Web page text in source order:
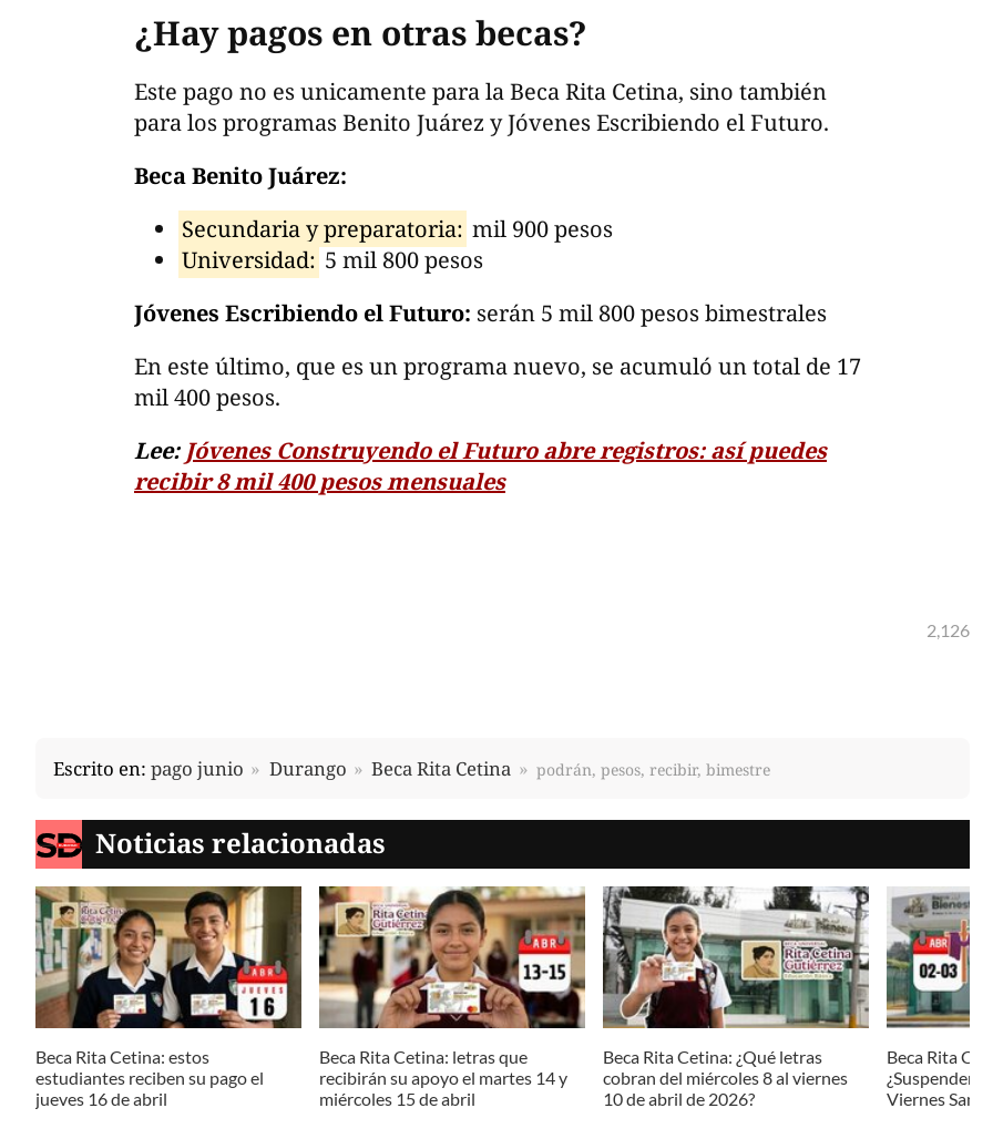
¿Hay pagos en otras becas?
Este pago no es unicamente para la Beca Rita Cetina, sino también
para los programas Benito Juárez y Jóvenes Escribiendo el Futuro.
Beca Benito Juárez:
Secundaria y preparatoria: mil 900 pesos
Universidad: 5 mil 800 pesos
Jóvenes Escribiendo el Futuro: serán 5 mil 800 pesos bimestrales
En este último, que es un programa nuevo, se acumuló un total de 17
mil 400 pesos.
Lee: Jóvenes Construyendo el Futuro abre registros: así puedes
recibir 8 mil 400 pesos mensuales
2,126
Escrito en: pago junio Durango Beca Rita Cetina podrán, pesos, recibir, bimestre
Noticias relacionadas
Beca Rita Cetina: estos
estudiantes reciben su pago el
jueves 16 de abril
Beca Rita Cetina: letras que
recibirán su apoyo el martes 14 y
miércoles 15 de abril
Beca Rita Cetina: ¿Qué letras
cobran del miércoles 8 al viernes
10 de abril de 2026?
Beca Rita
Viernes Santo?